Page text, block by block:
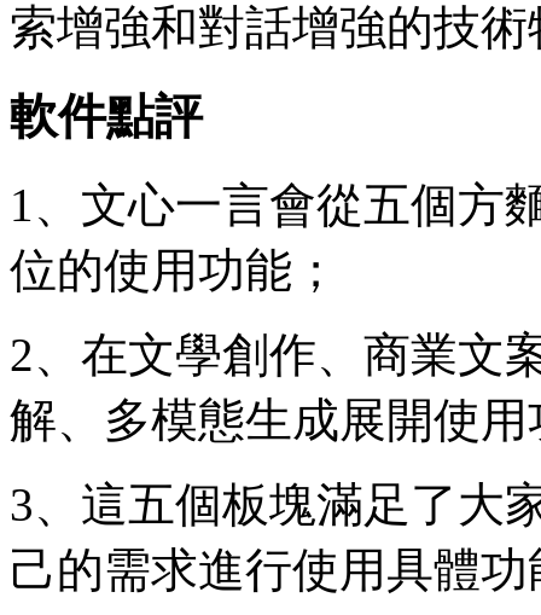
索增強和對話增強的技術
軟件點評
1、文心一言會從五個方
位的使用功能；
2、在文學創作、商業文
解、多模態生成展開使用
3、這五個板塊滿足了大
己的需求進行使用具體功